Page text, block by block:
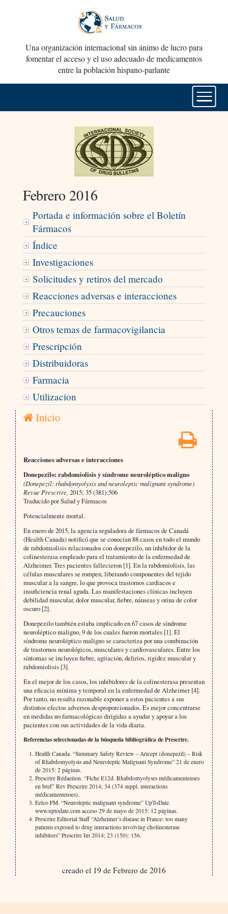
Una organización internacional sin ánimo de lucro para
fomentar el acceso y el uso adecuado de medicamentos
entre la población hispano-parlante
Febrero 2016
Portada e información sobre el Boletín
Fármacos
Índice
Investigaciones
Solicitudes y retiros del mercado
Reacciones adversas e interacciones
Precauciones
Otros temas de farmacovigilancia
Prescripción
Distribuidoras
Farmacia
Utilizacion
Inicio
Reacciones adversas e interacciones
Donepezilo: rabdomiolisis y síndrome neuroléptico maligno
(Donepezil: rhabdomyolysis and neuroleptic malignant syndrome)
Revue Prescrire, 2015; 35 (381):506
Traducido por Salud y Fármacos
Potencialmente mortal.
En enero de 2015, la agencia reguladora de fármacos de Canadá
(Health Canada) notificó que se conocían 88 casos en todo el mundo
de rabdomiolisis relacionados con donepezilo, un inhibidor de la
colinesterasa empleado para el tratamiento de la enfermedad de
Alzheimer. Tres pacientes fallecieron [1]. En la rabdomiolisis, las
células musculares se rompen, liberando componentes del tejido
muscular a la sangre, lo que provoca trastornos cardiacos e
insuficiencia renal aguda. Las manifestaciones clínicas incluyen
debilidad muscular, dolor muscular, fiebre, náuseas y orina de color
oscuro [2].
Donepezilo también estaba implicado en 67 casos de síndrome
neuroléptico maligno, 9 de los cuales fueron mortales [1]. El
síndrome neuroléptico maligno se caracteriza por una combinación
de trastornos neurológicos, musculares y cardiovasculares. Entre los
síntomas se incluyen fiebre, agitación, delirios, rigidez muscular y
rabdomiolisis [3].
En el mejor de los casos, los inhibidores de la colinesterasa presentan
una eficacia mínima y temporal en la enfermedad de Alzheimer [4].
Por tanto, no resulta razonable exponer a estos pacientes a sus
distintos efectos adversos desproporcionados. Es mejor concentrarse
en medidas no farmacológicas dirigidas a ayudar y apoyar a los
pacientes con sus actividades de la vida diaria.
Referencias seleccionadas de la búsqueda bibliográfica de Prescrire.
Health Canada. “Summary Safety Revíew – Aricept (donepezil) – Risk
of Rhabdomyolysis and Neuroleptic Malignant Syndrome” 21 de enero
de 2015: 2 páginas.
Prescrire Rédaetion. “Fiche E12d. Rhabdomyolyses médicamenteuses
en bref” Rev Prescrire 2014; 34 (374 suppl. interactions
médicamenteuses).
Eelco FM. “Neuroleptic malignant syndrome” UpToDate.
www.uptodate.com acceso 29 de mayo de 2015: 12 páginas.
Prescrire Editorial Staff “Alzheimer’s disease in France: too many
patients exposed to drug interactions involving cholinesterase
inhibitors” Prescrire Int 2014; 23 (150): 156.
creado el 19 de Febrero de 2016